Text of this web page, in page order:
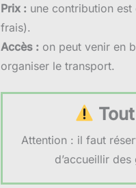
Prix : une contribution
frais).
Accès : on peut venir en
organiser le transport.
Attention : il faut
d’accueillir